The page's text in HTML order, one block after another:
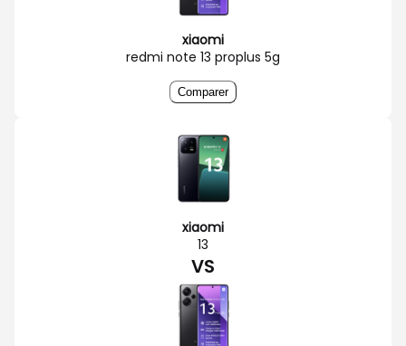
xiaomi
redmi note 13 proplus 5g
Comparer
xiaomi
13
VS